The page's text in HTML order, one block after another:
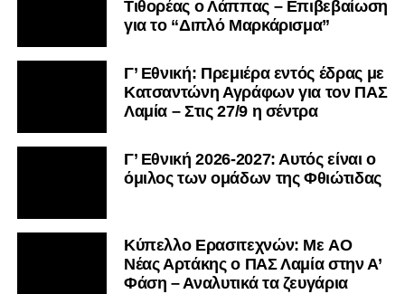
Τιθορέας ο Λάππας – Επιβεβαίωση
για το “Διπλό Μαρκάρισμα”
Γ’ Εθνική: Πρεμιέρα εντός έδρας με
Κατσαντώνη Αγράφων για τον ΠΑΣ
Λαμία – Στις 27/9 η σέντρα
Γ’ Εθνική 2026-2027: Αυτός είναι ο
όμιλος των ομάδων της Φθιώτιδας
Kύπελλο Ερασιτεχνών: Με AO
Nέας Αρτάκης ο ΠΑΣ Λαμία στην Α’
Φάση – Αναλυτικά τα ζευγάρια